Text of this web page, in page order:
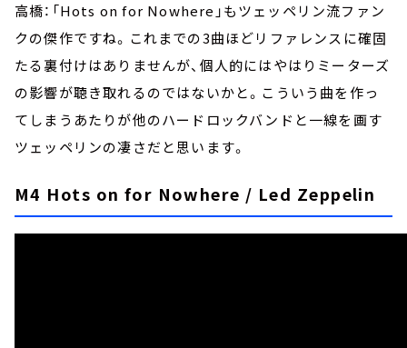
高橋：「Hots on for Nowhere」もツェッペリン流ファン
クの傑作ですね。これまでの3曲ほどリファレンスに確固
たる裏付けはありませんが、個人的にはやはりミーターズ
の影響が聴き取れるのではないかと。こういう曲を作っ
てしまうあたりが他のハードロックバンドと一線を画す
ツェッペリンの凄さだと思います。
M4 Hots on for Nowhere / Led Zeppelin